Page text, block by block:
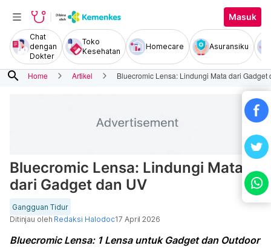
Masuk
Chat
dengan
Dokter
Toko
Kesehatan
Homecare Asuransiku
search Home Artikel Bluecromic Lensa: Lindungi Mata dari Gadget
Bluecromic Lensa: Lindungi Mata
dari Gadget dan UV
Gangguan Tidur
Ditinjau oleh Redaksi Halodoc17 April 2026
Bluecromic Lensa: 1 Lensa untuk Gadget dan Outdoor